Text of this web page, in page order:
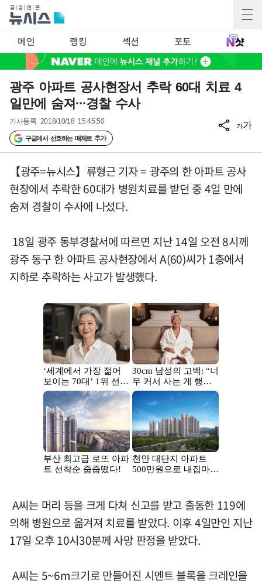
메인 랭킹 섹션 포토
광주 아파트 공사현장서 추락 60대 치료 4
일만에 숨져···경찰 수사
기사등록 2018/10/18 15:45:50
구글에서 선호하는 매체로 추가
가가
【광주=뉴시스】류형근 기자 = 광주의 한 아파트 공사
현장에서 추락한 60대가 병원치료를 받던 중 4일 만에
숨져 경찰이 수사에 나섰다.
18일 광주 동부경찰서에 따르면 지난 14일 오전 8시께
광주 동구 한 아파트 공사현장에서 A(60)씨가 1층에서
지하로 추락하는 사고가 발생했다.
A씨는 머리 등을 크게 다쳐 신고를 받고 출동한 119에
의해 병원으로 옮겨져 치료를 받았다. 이후 4일만인 지난
17일 오후 10시30분께 사망 판정을 받았다.
A씨는 5~6m크기로 만들어진 시멘트 블록을 크레인을